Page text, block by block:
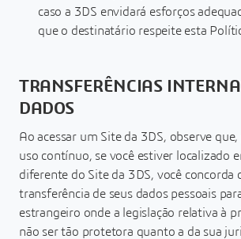
caso a 3DS envidará esforços
que o destinatário respeite esta
TRANSFERÊNCIAS
DADOS
Ao acessar um Site da 3DS, observe
uso contínuo, se você estiver localizado
diferente do Site da 3DS, você concorda
transferência de seus dados pessoais
estrangeiro onde a legislação relativa à
não ser tão protetora quanto a da sua